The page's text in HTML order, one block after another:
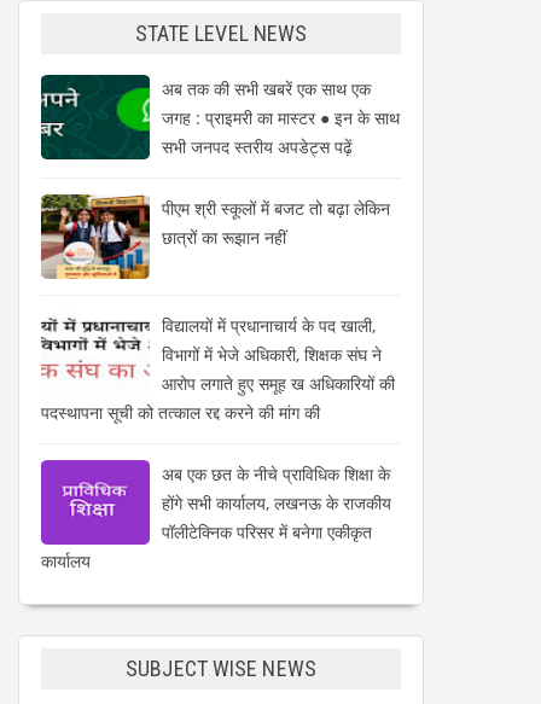
STATE LEVEL NEWS
अब तक की सभी खबरें एक साथ एक
जगह : प्राइमरी का मास्टर ● इन के साथ
सभी जनपद स्तरीय अपडेट्स पढ़ें
पीएम श्री स्कूलों में बजट तो बढ़ा लेकिन
छात्रों का रूझान नहीं
विद्यालयों में प्रधानाचार्य के पद खाली,
विभागों में भेजे अधिकारी, शिक्षक संघ ने
आरोप लगाते हुए समूह ख अधिकारियों की
पदस्थापना सूची को तत्काल रद्द करने की मांग की
अब एक छत के नीचे प्राविधिक शिक्षा के
होंगे सभी कार्यालय, लखनऊ के राजकीय
पॉलीटेक्निक परिसर में बनेगा एकीकृत
कार्यालय
SUBJECT WISE NEWS